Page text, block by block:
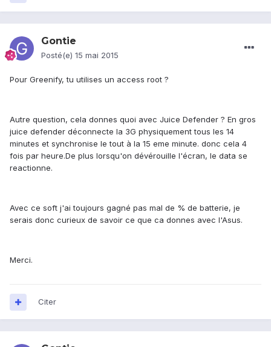
Gontie
Posté(e) 15 mai 2015
Pour Greenify, tu utilises un access root ?
Autre question, cela donnes quoi avec Juice Defender ? En gros
juice defender déconnecte la 3G physiquement tous les 14
minutes et synchronise le tout à la 15 eme minute. donc cela 4
fois par heure.De plus lorsqu'on dévérouille l'écran, le data se
reactionne.
Avec ce soft j'ai toujours gagné pas mal de % de batterie, je
serais donc curieux de savoir ce que ca donnes avec l'Asus.
Merci.
Citer